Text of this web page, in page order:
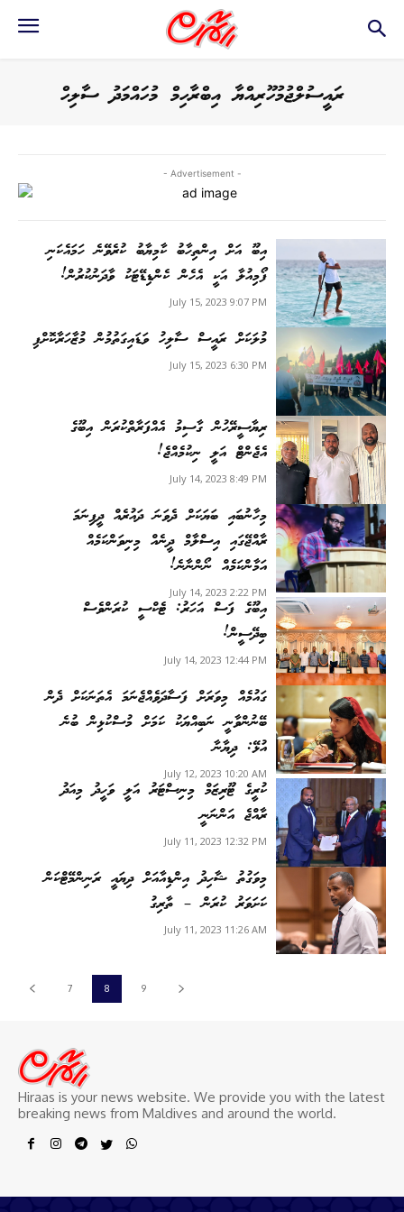
ރައީސުލްޖުމުހޫރިއްޔާ އިބްރާހިމް މުހައްމަދު ސާލިހް
- Advertisement -
އިބޫ އަށް އިންތިހާބު ކާމިޔާބު ކުރެވޭނެ ހަމައެކަނި
ފޯމިއުލާ އަކީ އެހެން ކެންޑިޑޭޓަކު ވާދަނުކުރުން!
July 15, 2023 9:07 PM
މުލަކަށް ރައީސް ސާލިހު ވަޑައިގަތުމުން މުޒާހަރާކޮށްފި
July 15, 2023 6:30 PM
ރިޔާސީރޭހުން ގާސިމު އެއްފަރާތްކުރަން އިބޫގެ
އެޖެންޓް އަލީ ނިކުމެއްޖެ!
July 14, 2023 8:49 PM
މިހާނުބައި ބަޔަކަށް ދެވަނަ ދައުރެއް ދީފިނަމަ
ރާއްޖޭގައި އިސްލާމް ދީނެއް މިނިވަންކަމެއް
އަމާންކަމެއް ނޯންނާނެ!
July 14, 2023 2:22 PM
އިބޫގެ ފަސް އަހަރު: ޓެކްސީ ކުރަންވެސް
ބިދޭސީން!
July 14, 2023 12:44 PM
ގައުމެއް މިވަރަށް ފަސާދަވެއްޖެނަމަ އެތަނަކަށް ދެން
ބޭނުންވާނީ ނަބިއްޔަކު ކަމަށް މުސްކުޅިން ބުނެ
އުޅޭ: ދިޔާނާ
July 12, 2023 10:20 AM
ކުރީގެ ޓޫރިޒަމް މިނިސްޓަރު އަލީ ވަހީދު މިއަދު
ރާއްޖެ އަންނަނީ
July 11, 2023 12:32 PM
މިވަގުތު ޝާހިދު އިންޑިއާއަށް ދިޔައީ ރަނިންމޭޓްކަން
ކަށަވަރު ކުރަން – ތާރިގު
July 11, 2023 11:26 AM
7 8 9
Hiraas is your news website. We provide you with the latest
breaking news from Maldives and around the world.